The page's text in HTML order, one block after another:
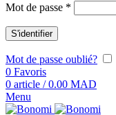
Mot de passe *
S'identifier
Mot de passe oublié?
0 Favoris
0 article / 0.00 MAD
Menu